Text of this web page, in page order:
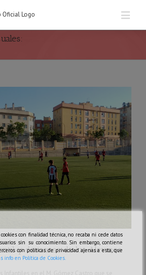
y descanso de los Alevines
con finalidad técnica, no recaba ni cede datos
sin su conocimiento. Sin embargo, contiene
con políticas de privacidad ajenas a esta, que
info en Política de Cookies.